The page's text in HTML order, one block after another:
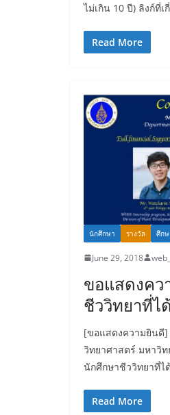
ไม่เกิน 10 ปี) ลิงก์ที่
Read More
นักศึกษา รางวัล ศึก
June 29, 2018
ขอแสดงค
ชีววิทยาที่ไ
[ขอแสดงความยิน
วิทยาศาสตร์ มหาวิ
นักศึกษาชีววิทยาที่ไ
Read More